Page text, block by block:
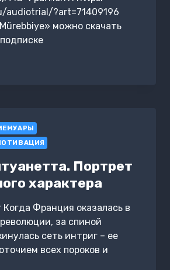
audiotrial/?art=71409196
можно скачать
Портрет
характера
Франция оказалась в
за спиной
сеть интриг – ее
всех пороков и